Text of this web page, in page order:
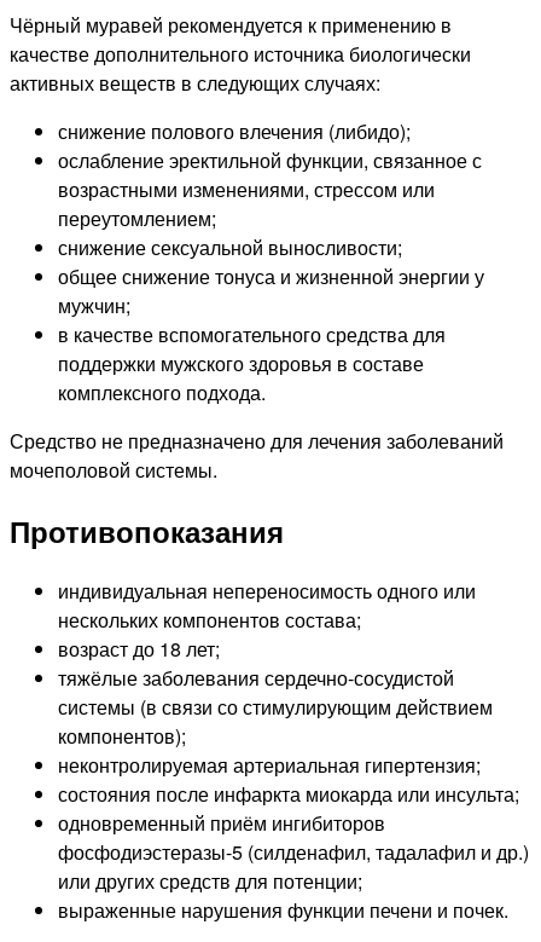
Чёрный муравей рекомендуется к применению в
качестве дополнительного источника биологически
активных веществ в следующих случаях:
снижение полового влечения (либидо);
ослабление эректильной функции, связанное с
возрастными изменениями, стрессом или
переутомлением;
снижение сексуальной выносливости;
общее снижение тонуса и жизненной энергии у
мужчин;
в качестве вспомогательного средства для
поддержки мужского здоровья в составе
комплексного подхода.
Средство не предназначено для лечения заболеваний
мочеполовой системы.
Противопоказания
индивидуальная непереносимость одного или
нескольких компонентов состава;
возраст до 18 лет;
тяжёлые заболевания сердечно-сосудистой
системы (в связи со стимулирующим действием
компонентов);
неконтролируемая артериальная гипертензия;
состояния после инфаркта миокарда или инсульта;
одновременный приём ингибиторов
фосфодиэстеразы-5 (силденафил, тадалафил и др.)
или других средств для потенции;
выраженные нарушения функции печени и почек.